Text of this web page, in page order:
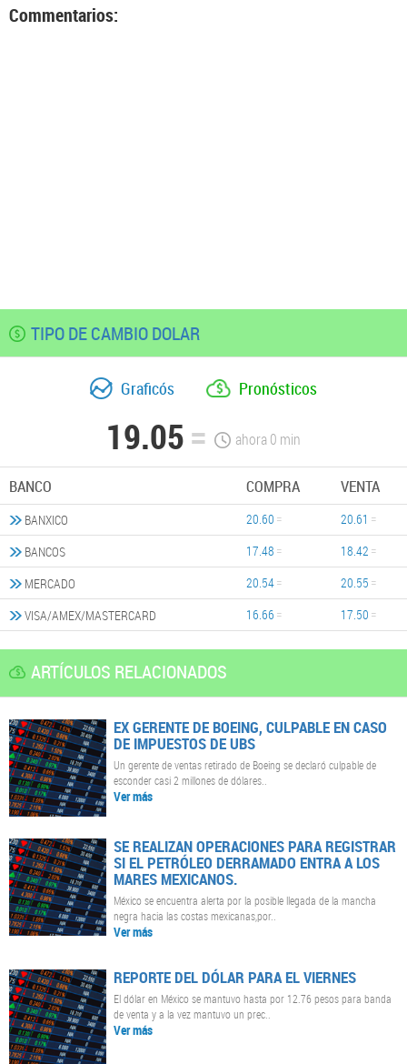
Commentarios:
TIPO DE CAMBIO DOLAR
Graficós Pronósticos
19.05 ahora0 min
BANCO COMPRA VENTA
BANXICO 20.60
20.61
BANCOS
17.48
18.42
MERCADO
20.54
20.55
VISA/AMEX/MASTERCARD
16.66 17.50
ARTÍCULOS RELACIONADOS
EX GERENTE DE BOEING, CULPABLE EN CASO
DE IMPUESTOS DE UBS
Un gerente de ventas retirado de Boeing se declaró culpable de
esconder casi 2 millones de dólares..
Ver más
SE REALIZAN OPERACIONES PARA REGISTRAR
SI EL PETRÓLEO DERRAMADO ENTRA A LOS
MARES MEXICANOS.
México se encuentra alerta por la posible llegada de la mancha
negra hacia las costas mexicanas,por..
Ver más
REPORTE DEL DÓLAR PARA EL VIERNES
El dólar en México se mantuvo hasta por 12.76 pesos para banda
de venta y a la vez mantuvo un prec..
Ver más